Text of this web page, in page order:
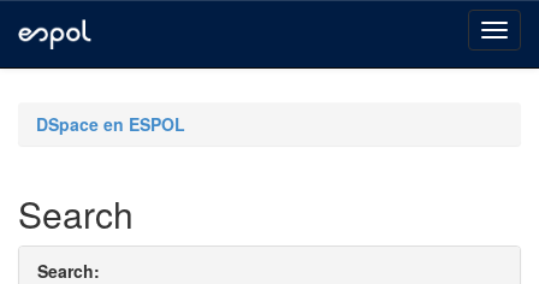
navigationDSpace en ESPOL
Search
Search: